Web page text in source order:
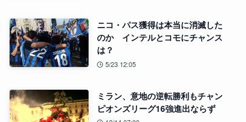
ニコ・パス獲得は本当に消滅した
のか インテルとコモにチャンス
は？
5/23 12:05
ミラン、意地の逆転勝利もチャン
ピオンズリーグ16強進出ならず